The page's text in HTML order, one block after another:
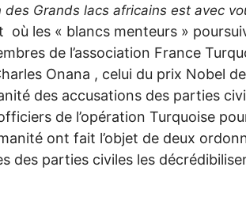
des Grands lacs africains est avec
où les « blancs menteurs »
de l’association France
Onana , celui du prix Nobel
des accusations des parties
de l’opération Turquoise
ont fait l’objet de deux
des parties civiles les